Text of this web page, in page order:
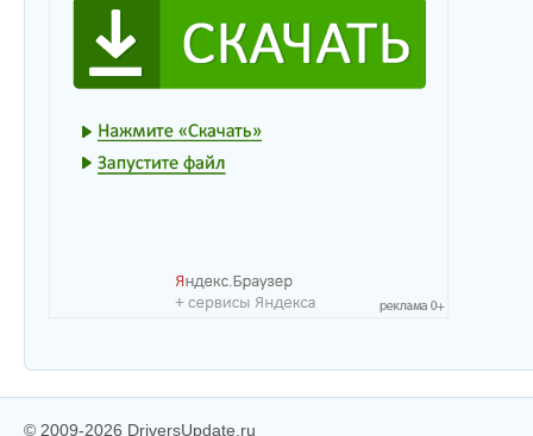
© 2009-2026 DriversUpdate.ru